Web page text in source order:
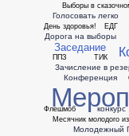
Выборы в
Голосовать легко
День здоровья!
Дорога на выборы
ЕДГ
Заседание
Зачисление в
Конференция
Месячник молодого
Молодежный
ППЗ ТИК
Флешмоб конкурс